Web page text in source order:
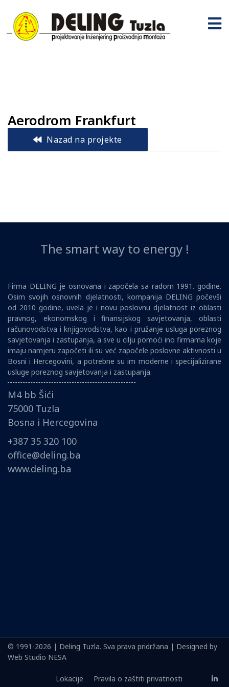
Aerodrom Frankfurt
Nazad na projekte
The smart way to energy !
Firma DELING je osnovana i započela sa radom 1991. godine.
Osim svojih osnovnih djelatnosti, kompanija DELING počevši
od 2010 godine, uvela je i novu poslovnu djelatnost iz oblasti
pravnog, ekonomskog i finansijskog savjetovanja, oblasti
računovodstva i knjigovodstva, kao i pružanje usluga poreznog
savjetovanja i zastupanja, a sve u cilju pomoći ino firmama koje
imaju namjeru započeti ili su već započele poslovne aktivnosti u
Bosni i Hercegovini, a potrebne su im moderne i specijalizirane
usluge poreznog savjetovanja i zastupanja.
M4 bb Šići
75000 Tuzla
Bosna i Hercegovina
+387 35 320 100
office@deling.ba
www.deling.ba
© 1991-2026 | Deling Tuzla. Sva prava pridržana | Designed by
Web Studio NESA
Lokacije Pravila o zaštiti privatnosti